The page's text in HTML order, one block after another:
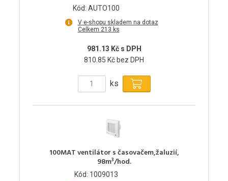
Kód: AUTO100
V e-shopu skladem na dotaz
Celkem 213 ks
981.13 Kč s DPH
810.85 Kč bez DPH
ks
100MAT ventilátor s časovačem,žaluzií,
98m³/hod.
Kód: 1009013